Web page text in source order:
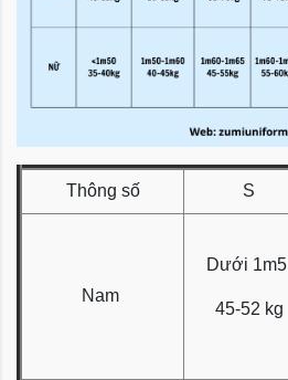
Thông số S
Nam
Dưới 1m5
45-52 kg